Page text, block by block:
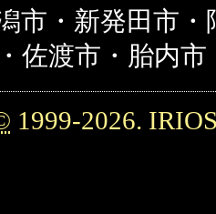
市・新発田市
佐渡市・胎内市
1999-2026.